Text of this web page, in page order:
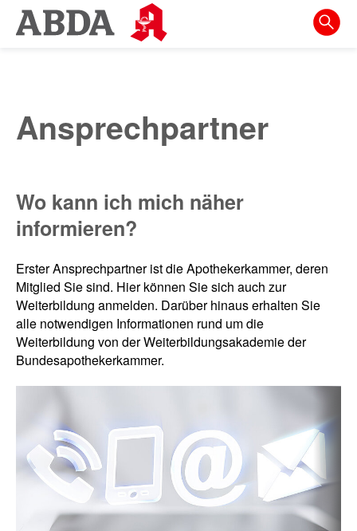
Springe
direkt
zur
zum
Inhalt
Suche
Ansprechpartner
Wo kann ich mich näher
informieren?
Erster Ansprechpartner ist die Apothekerkammer, deren
Mitglied Sie sind. Hier können Sie sich auch zur
Weiterbildung anmelden. Darüber hinaus erhalten Sie
alle notwendigen Informationen rund um die
Weiterbildung von der Weiterbildungsakademie der
Bundesapothekerkammer.